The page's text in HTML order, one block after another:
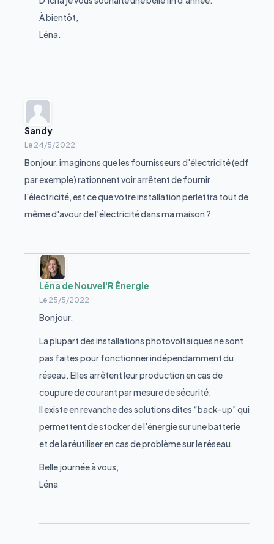
À bientôt,
Léna.
Sandy
Le 24/5/2022
Bonjour, imaginons que les fournisseurs d'électricité (edf
par exemple) rationnent voir arrêtent de fournir
l'électricité, est ce que votre installation perlettra tout de
même d'avour de l'électricité dans ma maison ?
Léna de Nouvel'R Énergie
Le 25/5/2022
Bonjour,
La plupart des installations photovoltaïques ne sont
pas faites pour fonctionner indépendamment du
réseau. Elles arrêtent leur production en cas de
coupure de courant par mesure de sécurité.
Il existe en revanche des solutions dites “back-up” qui
permettent de stocker de l’énergie sur une batterie
et de la réutiliser en cas de problème sur le réseau.
Belle journée à vous,
Léna